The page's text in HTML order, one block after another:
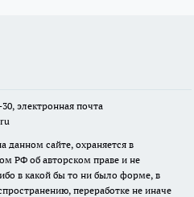
электронная почта
данном сайте, охраняется в
РФ об авторском праве и не
в какой бы то ни было форме, в
переработке не иначе